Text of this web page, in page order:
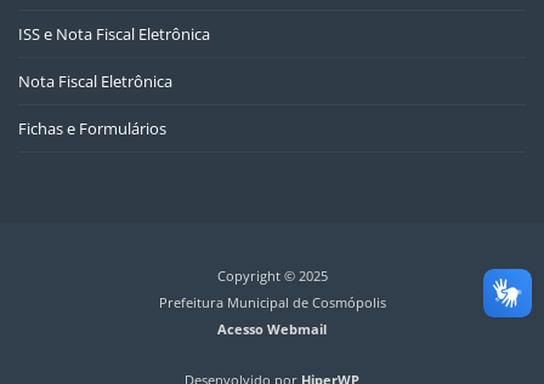
ISS e Nota Fiscal Eletrônica
Nota Fiscal Eletrônica
Fichas e Formulários
Copyright © 2025
Prefeitura Municipal de Cosmópolis
Acesso Webmail
Desenvolvido por HiperWP